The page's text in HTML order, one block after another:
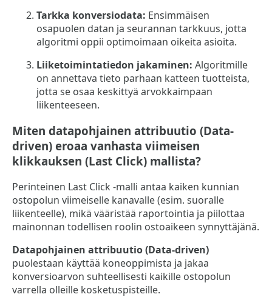
Tarkka konversiodata: Ensimmäisen
osapuolen datan ja seurannan tarkkuus, jotta
algoritmi oppii optimoimaan oikeita asioita.
Liiketoimintatiedon jakaminen: Algoritmille
on annettava tieto parhaan katteen tuotteista,
jotta se osaa keskittyä arvokkaimpaan
liikenteeseen.
Miten datapohjainen attribuutio (Data-
driven) eroaa vanhasta viimeisen
klikkauksen (Last Click) mallista?
Perinteinen Last Click -malli antaa kaiken kunnian
ostopolun viimeiselle kanavalle (esim. suoralle
liikenteelle), mikä vääristää raportointia ja piilottaa
mainonnan todellisen roolin ostoaikeen synnyttäjänä.
Datapohjainen attribuutio (Data-driven)
puolestaan käyttää koneoppimista ja jakaa
konversioarvon suhteellisesti kaikille ostopolun
varrella olleille kosketuspisteille.